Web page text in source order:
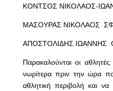
ΚΟΝΤΣΟΣ ΝΙΚΟΛΑΟΣ-
ΜΑΣΟΥΡΑΣ ΝΙΚΟΛΑΟΣ
ΑΠΟΣΤΟΛΙΔΗΣ ΙΩΑΝΝΗΣ
Παρακαλούνται οι
νωρίτερα πριν την ώρα
αθλητική περιβολή και